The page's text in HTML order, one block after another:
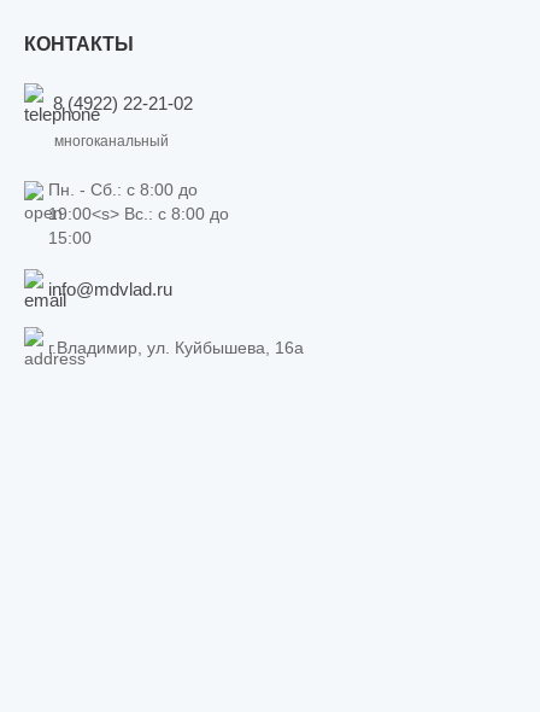
КОНТАКТЫ
8 (4922) 22-21-02
многоканальный
Пн. - Сб.: c 8:00 до
19:00<s> Вс.: c 8:00 до
15:00
info@mdvlad.ru
г.Владимир, ул. Куйбышева, 16а